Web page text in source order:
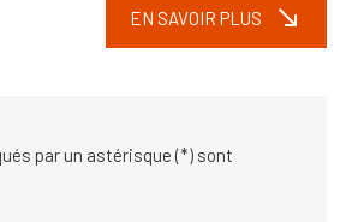
EN SAVOIR PLUS south_east
par un astérisque (*) sont